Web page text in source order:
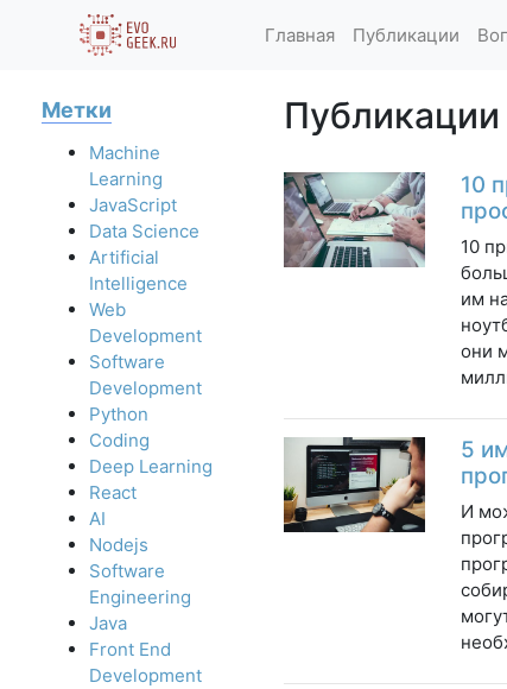
Главная Публикации
Метки
Machine
Learning
JavaScript
Data Science
Artificial
Intelligence
Web
Development
Software
Development
Python
Coding
Deep Learning
React
AI
Nodejs
Software
Engineering
Java
Front End
Development
10
10
им
они
5
И